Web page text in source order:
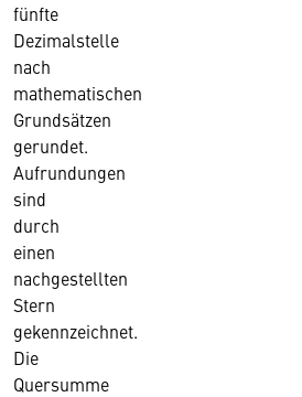
fünfte
Dezimalstelle
nach
mathematischen
Grundsätzen
gerundet.
Aufrundungen
sind
durch
einen
nachgestellten
Stern
gekennzeichnet.
Die
Quersumme